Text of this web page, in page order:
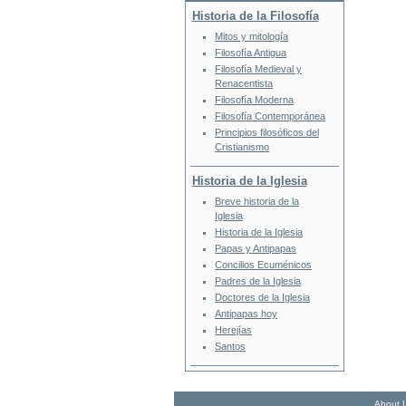
Historia de la Filosofía
Mitos y mitología
Filosofía Antigua
Filosofía Medieval y
Renacentista
Filosofía Moderna
Filosofía Contemporánea
Principios filosóficos del
Cristianismo
Historia de la Iglesia
Breve historia de la
Iglesia
Historia de la Iglesia
Papas y Antipapas
Concilios Ecuménicos
Padres de la Iglesia
Doctores de la Iglesia
Antipapas hoy
Herejías
Santos
About